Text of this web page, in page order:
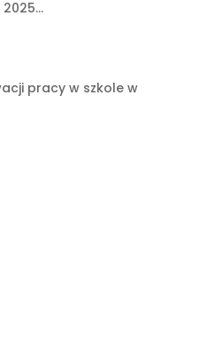
2025…
pracy w szkole w